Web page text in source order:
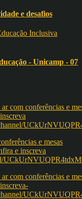
e desafios
- Unicamp - 07
e mesas
e inscreva